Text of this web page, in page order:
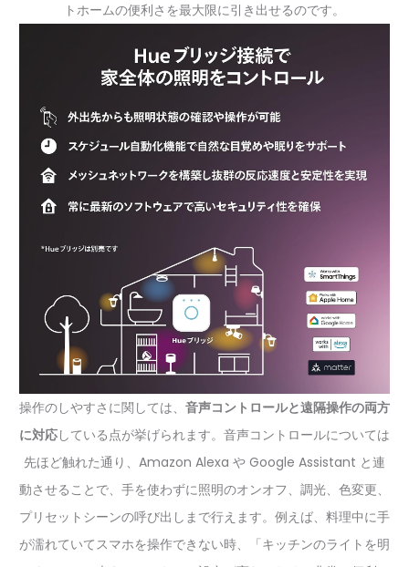
トホームの便利さを最大限に引き出せるのです。
操作のしやすさに関しては、 音声コントロールと遠隔操作の両方
に対応している点が挙げられます。音声コントロールについては
先ほど触れた通り、Amazon Alexa や Google Assistant と連
動させることで、手を使わずに照明のオンオフ、調光、色変更、
プリセットシーンの呼び出しまで行えます。例えば、料理中に手
が濡れていてスマホを操作できない時、「キッチンのライトを明